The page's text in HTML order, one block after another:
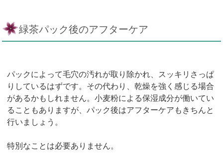
緑茶パック後のアフターケア
パックによって毛穴の汚れが取り除かれ、スッキリさっぱ
りしているはずです。その代わり、乾燥を強く感じる場合
があるかもしれません。小麦粉による保湿成分が働いてい
ることもありますが、パック後はアフターケアもきちんと
行いましょう。
特別なことは必要ありません。